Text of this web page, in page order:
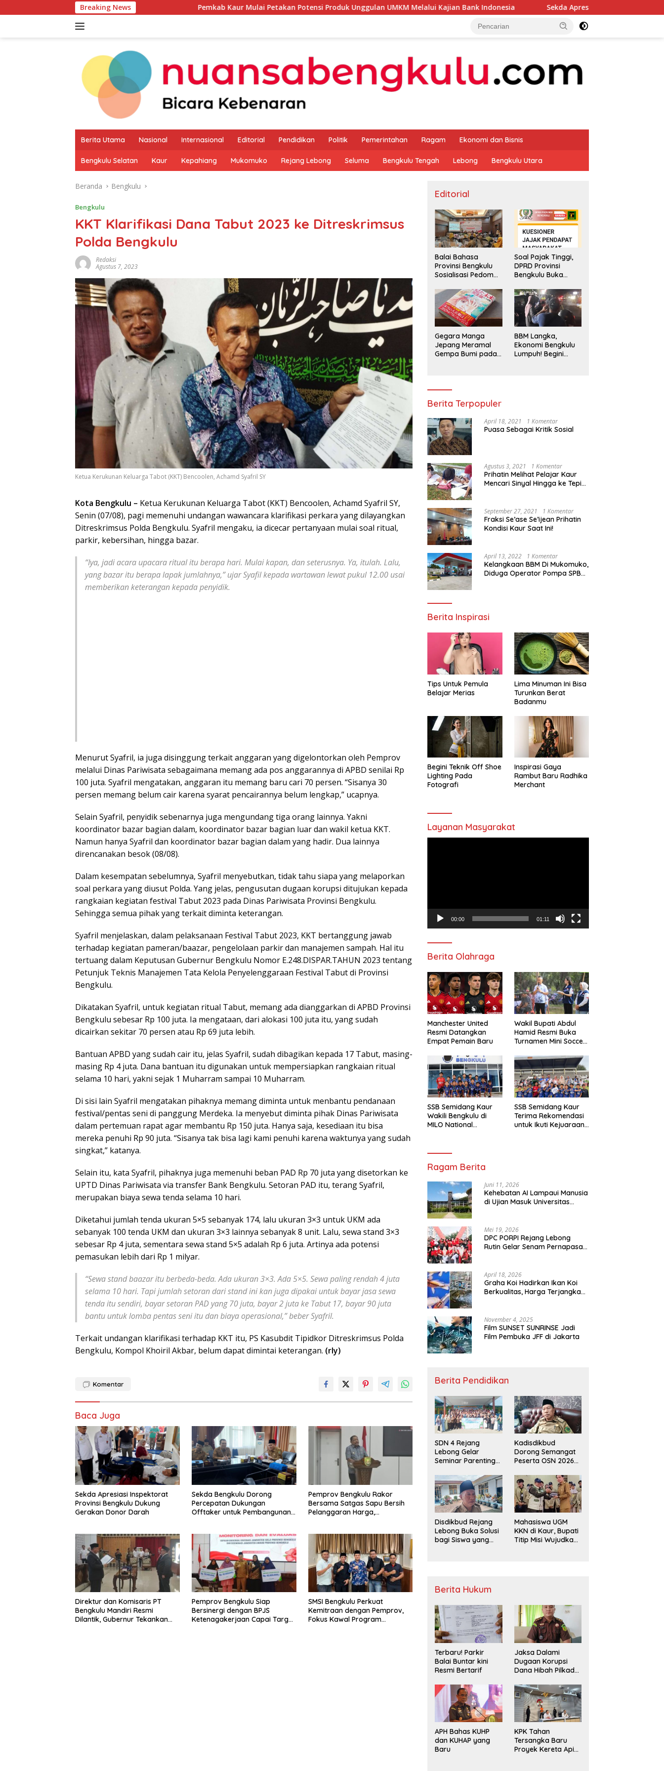
ke
Breaking News Pemkab Kaur Mulai Petakan Potensi Produk Unggulan UMKM Melalui Kajian Bank Indonesia Sekda Apresiasi Inspektorat Provinsi Bengkulu
Berita Utama Nasional Internasional Editorial Pendidikan Politik Pemerintahan Ragam Ekonomi dan Bisnis
Bengkulu Selatan Kaur Kepahiang Mukomuko Rejang Lebong Seluma Bengkulu Tengah Lebong Bengkulu Utara
Beranda Bengkulu
Bengkulu
KKT Klarifikasi Dana Tabut 2023 ke Ditreskrimsus
Polda Bengkulu
Redaksi
Agustus 7, 2023
Ketua Kerukunan Keluarga Tabot (KKT) Bencoolen, Achamd Syafril SY
Kota Bengkulu – Ketua Kerukunan Keluarga Tabot (KKT) Bencoolen, Achamd Syafril SY,
Senin (07/08), pagi memenuhi undangan wawancara klarifikasi perkara yang dilayangkan
Ditreskrimsus Polda Bengkulu. Syafril mengaku, ia dicecar pertanyaan mulai soal ritual,
parkir, kebersihan, hingga bazar.
“Iya, jadi acara upacara ritual itu berapa hari. Mulai kapan, dan seterusnya. Ya, itulah. Lalu,
yang bazar itu berapa lapak jumlahnya,” ujar Syafil kepada wartawan lewat pukul 12.00 usai
memberikan keterangan kepada penyidik.
Menurut Syafril, ia juga disinggung terkait anggaran yang digelontorkan oleh Pemprov
melalui Dinas Pariwisata sebagaimana memang ada pos anggarannya di APBD senilai Rp
100 juta. Syafril mengatakan, anggaran itu memang baru cari 70 persen. “Sisanya 30
persen memang belum cair karena syarat pencairannya belum lengkap,” ucapnya.
Selain Syafril, penyidik sebenarnya juga mengundang tiga orang lainnya. Yakni
koordinator bazar bagian dalam, koordinator bazar bagian luar dan wakil ketua KKT.
Namun hanya Syafril dan koordinator bazar bagian dalam yang hadir. Dua lainnya
direncanakan besok (08/08).
Dalam kesempatan sebelumnya, Syafril menyebutkan, tidak tahu siapa yang melaporkan
soal perkara yang diusut Polda. Yang jelas, pengusutan dugaan korupsi ditujukan kepada
rangkaian kegiatan festival Tabut 2023 pada Dinas Pariwisata Provinsi Bengkulu.
Sehingga semua pihak yang terkait diminta keterangan.
Syafril menjelaskan, dalam pelaksanaan Festival Tabut 2023, KKT bertanggung jawab
terhadap kegiatan pameran/baazar, pengelolaan parkir dan manajemen sampah. Hal itu
tertuang dalam Keputusan Gubernur Bengkulu Nomor E.248.DISPAR.TAHUN 2023 tentang
Petunjuk Teknis Manajemen Tata Kelola Penyelenggaraan Festival Tabut di Provinsi
Bengkulu.
Dikatakan Syafril, untuk kegiatan ritual Tabut, memang ada dianggarkan di APBD Provinsi
Bengkulu sebesar Rp 100 juta. Ia mengataan, dari alokasi 100 juta itu, yang sudah
dicairkan sekitar 70 persen atau Rp 69 juta lebih.
Bantuan APBD yang sudah cair itu, jelas Syafril, sudah dibagikan kepada 17 Tabut, masing-
masing Rp 4 juta. Dana bantuan itu digunakan untuk mempersiapkan rangkaian ritual
selama 10 hari, yakni sejak 1 Muharram sampai 10 Muharram.
Di sisi lain Syafril mengatakan pihaknya memang diminta untuk menbantu pendanaan
festival/pentas seni di panggung Merdeka. Ia menyebut diminta pihak Dinas Pariwisata
dalam pertemuan rapat agar membantu Rp 150 juta. Hanya saja, kesediaan itu bisa
mereka penuhi Rp 90 juta. “Sisanya tak bisa lagi kami penuhi karena waktunya yang sudah
singkat,” katanya.
Selain itu, kata Syafril, pihaknya juga memenuhi beban PAD Rp 70 juta yang disetorkan ke
UPTD Dinas Pariwisata via transfer Bank Bengkulu. Setoran PAD itu, terang Syafril,
merupakan biaya sewa tenda selama 10 hari.
Diketahui jumlah tenda ukuran 5×5 sebanyak 174, lalu ukuran 3×3 untuk UKM ada
sebanyak 100 tenda UKM dan ukuran 3×3 lainnya sebanyak 8 unit. Lalu, sewa stand 3×3
sebesar Rp 4 juta, sementara sewa stand 5×5 adalah Rp 6 juta. Artinya ada potensi
pemasukan lebih dari Rp 1 milyar.
“Sewa stand baazar itu berbeda-beda. Ada ukuran 3×3. Ada 5×5. Sewa paling rendah 4 juta
selama 10 hari. Tapi jumlah setoran dari stand ini kan juga dipakai untuk bayar jasa sewa
tenda itu sendiri, bayar setoran PAD yang 70 juta, bayar 2 juta ke Tabut 17, bayar 90 juta
bantu untuk lomba pentas seni itu dan biaya operasional,” beber Syafril.
Terkait undangan klarifikasi terhadap KKT itu, PS Kasubdit Tipidkor Ditreskrimsus Polda
Bengkulu, Kompol Khoiril Akbar, belum dapat dimintai keterangan. (rly)
Komentar
Baca Juga
Sekda Apresiasi Inspektorat
Provinsi Bengkulu Dukung
Gerakan Donor Darah
Sekda Bengkulu Dorong
Percepatan Dukungan
Offtaker untuk Pembangunan
Pemprov Bengkulu Rakor
Bersama Satgas Sapu Bersih
Pelanggaran Harga,
Sorotan
Direktur dan Komisaris PT
Bengkulu Mandiri Resmi
Dilantik, Gubernur Tekankan
Pemprov Bengkulu Siap
Bersinergi dengan BPJS
Ketenagakerjaan Capai Target
SMSI Bengkulu Perkuat
Kemitraan dengan Pemprov,
Fokus Kawal Program
Editorial
Balai Bahasa
Provinsi Bengkulu
Sosialisasi Pedoman
Penggunaan
Bahasa Indonesia
Soal Pajak Tinggi,
DPRD Provinsi
Bengkulu Buka
Pengaduan
Masyarakat
Gegara Manga
Jepang Meramal
Gempa Bumi pada
BBM Langka,
Ekonomi Bengkulu
Lumpuh! Begini
Berita Terpopuler
April 18, 2021 1 Komentar
Puasa Sebagai Kritik Sosial
Agustus 3, 2021 1 Komentar
Prihatin Melihat Pelajar Kaur
Mencari Sinyal Hingga ke Tepi
Segera Bertindak
September 27, 2021 1 Komentar
Fraksi Se’ase Se’ijean Prihatin
Kondisi Kaur Saat Ini!
April 13, 2022 1 Komentar
Kelangkaan BBM Di Mukomuko,
Diduga Operator Pompa SPBU
Berita Inspirasi
Tips Untuk Pemula
Belajar Merias
Lima Minuman Ini Bisa
Turunkan Berat
Badanmu
Begini Teknik Off Shoe
Lighting Pada
Fotografi
Inspirasi Gaya
Rambut Baru Radhika
Merchant
Layanan Masyarakat
00:00 01:11
Berita Olahraga
Manchester United
Resmi Datangkan
Empat Pemain Baru
Wakil Bupati Abdul
Hamid Resmi Buka
Turnamen Mini Soccer
SSB Semidang Kaur
Wakili Bengkulu di
MILO National
SSB Semidang Kaur
Terima Rekomendasi
untuk Ikuti Kejuaraan
Ragam Berita
Juni 11, 2026
Kehebatan AI Lampaui Manusia
di Ujian Masuk Universitas
Mei 19, 2026
DPC PORPI Rejang Lebong
Rutin Gelar Senam Pernapasan
April 18, 2026
Graha Koi Hadirkan Ikan Koi
Berkualitas, Harga Terjangkau
November 4, 2025
Film SUNSET SUNRINSE Jadi
Film Pembuka JFF di Jakarta
Berita Pendidikan
SDN 4 Rejang
Lebong Gelar
Seminar Parenting
Bullying,
Kadisdikbud: Patut
Jadi Contoh
Kadisdikbud
Dorong Semangat
Peserta OSN 2026
Disdikbud Rejang
Lebong Buka Solusi
bagi Siswa yang
Mahasiswa UGM
KKN di Kaur, Bupati
Titip Misi Wujudkan
Berita Hukum
Terbaru! Parkir
Balai Buntar kini
Resmi Bertarif
Jaksa Dalami
Dugaan Korupsi
Dana Hibah Pilkada
Kaur
APH Bahas KUHP
dan KUHAP yang
Baru
KPK Tahan
Tersangka Baru
Proyek Kereta Api